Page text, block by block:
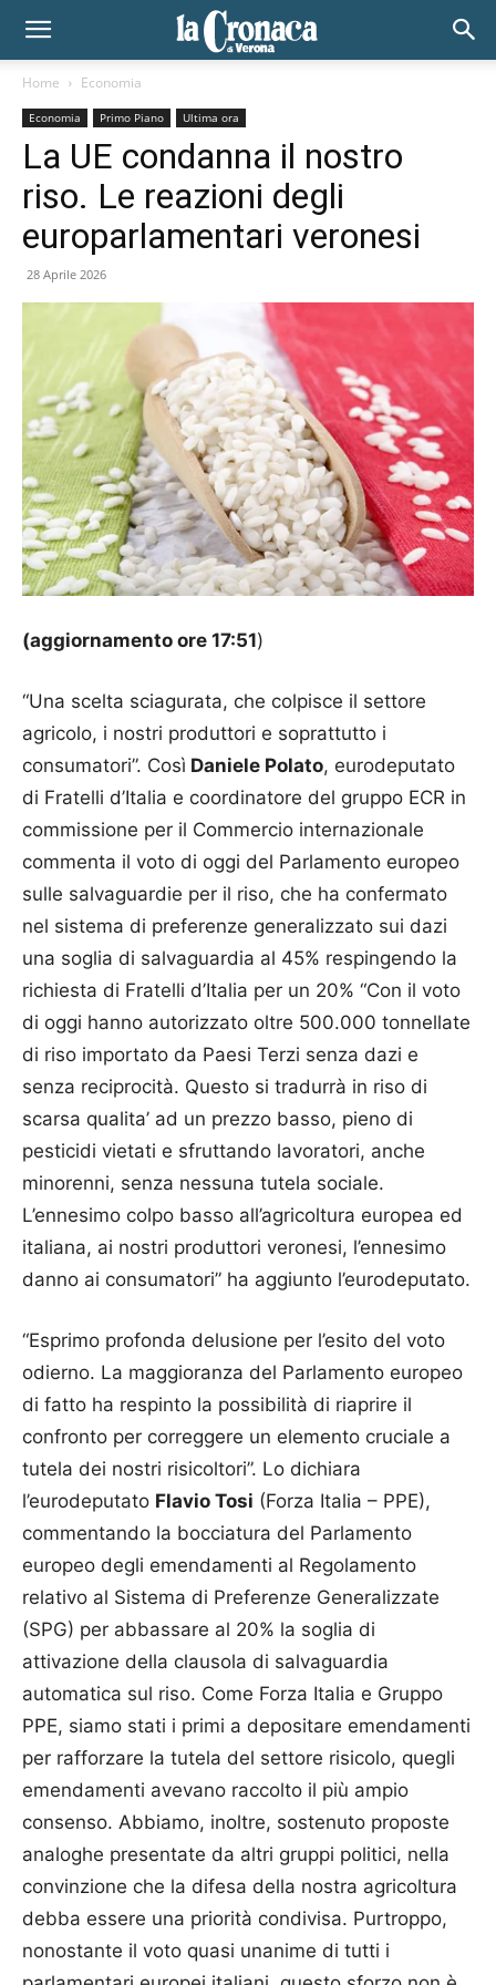
Home Economia
Economia Primo Piano Ultima ora
La UE condanna il nostro
riso. Le reazioni degli
europarlamentari veronesi
28 Aprile 2026
(aggiornamento ore 17:51)
“Una scelta sciagurata, che colpisce il settore
agricolo, i nostri produttori e soprattutto i
consumatori”. Così Daniele Polato, eurodeputato
di Fratelli d’Italia e coordinatore del gruppo ECR in
commissione per il Commercio internazionale
commenta il voto di oggi del Parlamento europeo
sulle salvaguardie per il riso, che ha confermato
nel sistema di preferenze generalizzato sui dazi
una soglia di salvaguardia al 45% respingendo la
richiesta di Fratelli d’Italia per un 20% “Con il voto
di oggi hanno autorizzato oltre 500.000 tonnellate
di riso importato da Paesi Terzi senza dazi e
senza reciprocità. Questo si tradurrà in riso di
scarsa qualita’ ad un prezzo basso, pieno di
pesticidi vietati e sfruttando lavoratori, anche
minorenni, senza nessuna tutela sociale.
L’ennesimo colpo basso all’agricoltura europea ed
italiana, ai nostri produttori veronesi, l’ennesimo
danno ai consumatori” ha aggiunto l’eurodeputato.
“Esprimo profonda delusione per l’esito del voto
odierno. La maggioranza del Parlamento europeo
di fatto ha respinto la possibilità di riaprire il
confronto per correggere un elemento cruciale a
tutela dei nostri risicoltori”. Lo dichiara
l’eurodeputato Flavio Tosi (Forza Italia – PPE),
commentando la bocciatura del Parlamento
europeo degli emendamenti al Regolamento
relativo al Sistema di Preferenze Generalizzate
(SPG) per abbassare al 20% la soglia di
attivazione della clausola di salvaguardia
automatica sul riso. Come Forza Italia e Gruppo
PPE, siamo stati i primi a depositare emendamenti
per rafforzare la tutela del settore risicolo, quegli
emendamenti avevano raccolto il più ampio
consenso. Abbiamo, inoltre, sostenuto proposte
analoghe presentate da altri gruppi politici, nella
convinzione che la difesa della nostra agricoltura
debba essere una priorità condivisa. Purtroppo,
nonostante il voto quasi unanime di tutti i